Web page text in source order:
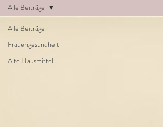
Alle Beiträge
Frauengesundheit
Alte Hausmittel
Alle Beiträge